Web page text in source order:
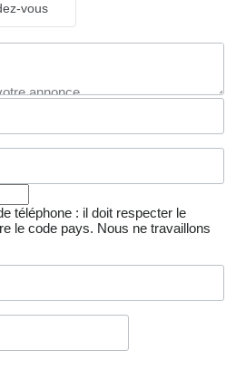
vous
téléphone : il doit respecter le
le code pays. Nous ne travaillons